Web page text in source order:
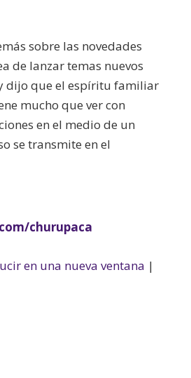
sobre las novedades
de lanzar temas nuevos
dijo que el espíritu familiar
mucho que ver con
en el medio de un
se transmite en el
churupaca
en una nueva ventana |